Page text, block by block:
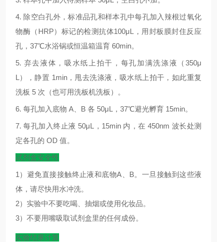
4. 除空白孔外，标准品孔和样本孔中每孔加入辣根过氧化
物酶（ HRP）标记的检测抗体100μL
，用封板膜封住反应
孔， 37℃水浴锅或恒温箱温育 60min。
5. 弃去液体，吸水纸上拍干，每孔加满洗涤液（350μ
L ），静置 1min，甩去洗涤液，吸水纸上拍干，如此重复
洗板 5 次（也可用洗板机洗板）。
6. 每孔加入底物 A B 各 50μL ， 37℃避光孵育 15min。
7.每孔加入终止液 50μL ， 15min 内，在 450nm 波长处测
定各孔的 OD 值。
试剂盒安全性
1）避免直接接触终止液和底物A、B。一旦接触到这些液
体，请尽快用水冲洗。
2）实验中不要吃喝、抽烟或使用化妆品。
3）不要用嘴吸取试剂盒里的任何成份。
实验结果计算